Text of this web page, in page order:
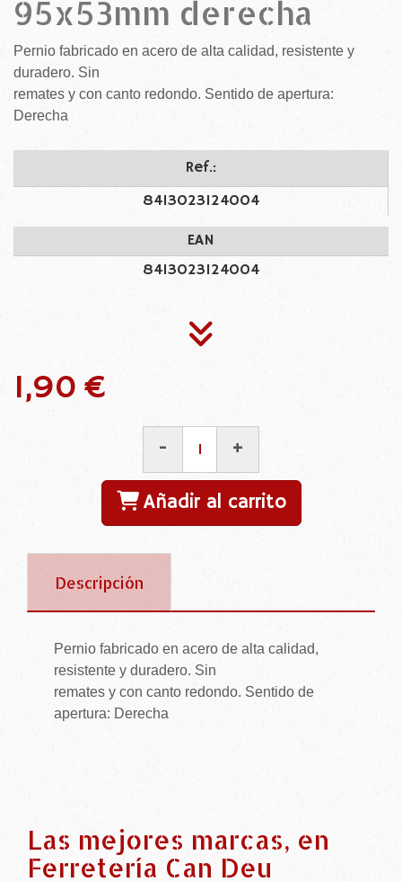
95x53mm derecha
Pernio fabricado en acero de alta calidad, resistente y
duradero. Sin
remates y con canto redondo. Sentido de apertura:
Derecha
Ref.:
8413023124004
EAN
8413023124004
1,90 €
- +
Añadir al carrito
Descripción
Pernio fabricado en acero de alta calidad,
resistente y duradero. Sin
remates y con canto redondo. Sentido de
apertura: Derecha
Las mejores marcas, en
Ferretería Can Deu